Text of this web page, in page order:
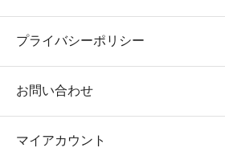
プライバシーポリシー
お問い合わせ
マイアカウント